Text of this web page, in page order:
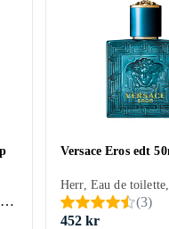
Dam, Eau de parfum, 30 ml, Crystal, Mysk, Tonkabönor, Ros, Bergamott, Rökelse, Peppar, Jasmin, Persika, Hallon
Versace Eros edt
(3)
452 kr